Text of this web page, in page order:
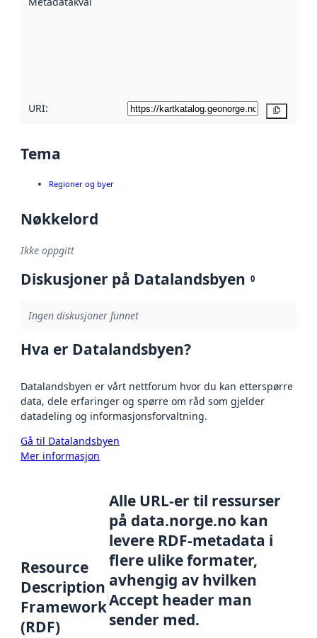
URI:
Tema
Regioner og byer
Nøkkelord
Ikke oppgitt
Diskusjoner på Datalandsbyen 0
Ingen diskusjoner funnet
Hva er Datalandsbyen?
Datalandsbyen er vårt nettforum hvor du kan etterspørre
data, dele erfaringer og spørre om råd som gjelder
datadeling og informasjonsforvaltning.
Gå til Datalandsbyen
Mer informasjon
Resource
Description
Framework
(RDF)
Alle URL-er til ressurser
på data.norge.no kan
levere RDF-metadata i
flere ulike formater,
avhengig av hvilken
Accept header man
sender med.